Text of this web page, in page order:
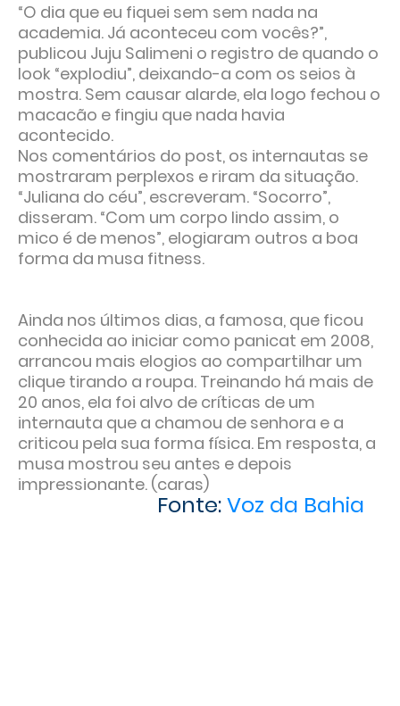
“O dia que eu fiquei sem sem nada na
academia. Já aconteceu com vocês?”,
publicou Juju Salimeni o registro de quando o
look “explodiu”, deixando-a com os seios à
mostra. Sem causar alarde, ela logo fechou o
macacão e fingiu que nada havia
acontecido.
Nos comentários do post, os internautas se
mostraram perplexos e riram da situação.
“Juliana do céu”, escreveram. “Socorro”,
disseram. “Com um corpo lindo assim, o
mico é de menos”, elogiaram outros a boa
forma da musa fitness.
Ainda nos últimos dias, a famosa, que ficou
conhecida ao iniciar como panicat em 2008,
arrancou mais elogios ao compartilhar um
clique tirando a roupa. Treinando há mais de
20 anos, ela foi alvo de críticas de um
internauta que a chamou de senhora e a
criticou pela sua forma física. Em resposta, a
musa mostrou seu antes e depois
impressionante. (caras)
Fonte:Voz da Bahia